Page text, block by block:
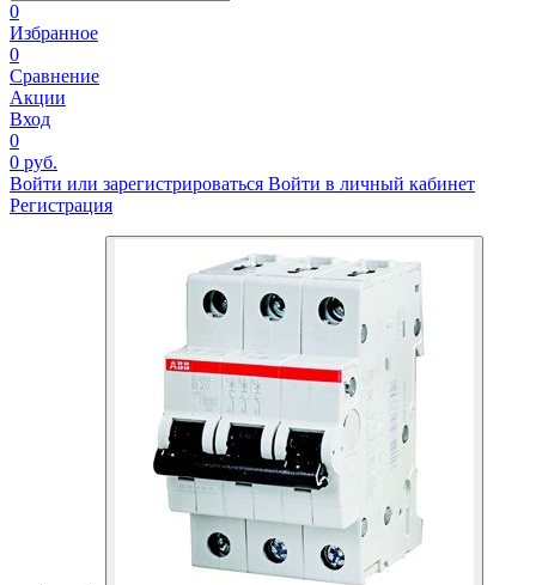
0
Избранное
0
Сравнение
Акции
Вход
0
0 руб.
Войти или зарегистрироваться Войти в личный кабинет
Регистрация